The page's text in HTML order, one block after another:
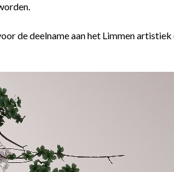
de deelname aan het Limmen